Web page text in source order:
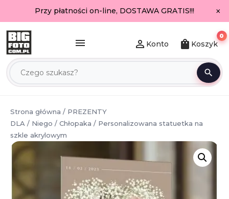
Przy płatności on-line, DOSTAWA GRATIS!!! ×
menu
search
person_outline Konto shopping_bag Koszyk
0
Strona główna / PREZENTY
DLA / Niego / Chłopaka / Personalizowana statuetka na
szkle akrylowym